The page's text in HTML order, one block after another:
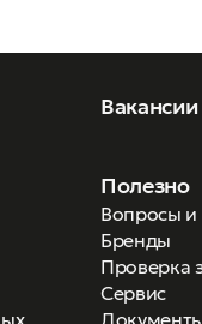
-
Вакансии
Полезно
Вопросы и
Бренды
Проверка
Сервис